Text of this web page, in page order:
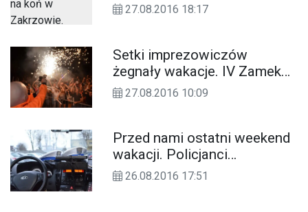
jeździeckie Mistrzostwa
27.08.2016 18:17
Setki imprezowiczów
żegnały wakacje. IV Zamek
Party w Sławięcicach.
27.08.2016 10:09
Przed nami ostatni weekend
wakacji. Policjanci
zapowiadają wzmożone
26.08.2016 17:51